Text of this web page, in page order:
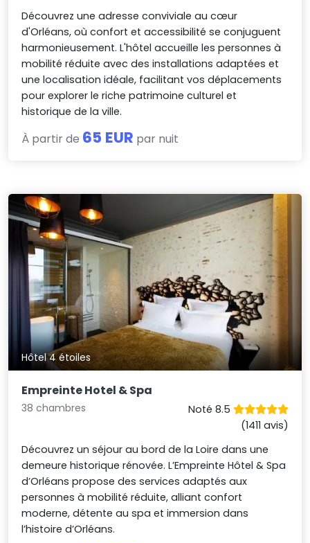
Découvrez une adresse conviviale au cœur
d'Orléans, où confort et accessibilité se conjuguent
harmonieusement. L'hôtel accueille les personnes à
mobilité réduite avec des installations adaptées et
une localisation idéale, facilitant vos déplacements
pour explorer le riche patrimoine culturel et
historique de la ville.
À partir de 65 EUR par nuit
Hôtel 4 étoiles
Empreinte Hotel & Spa
38 chambres
Noté 8.5
(1411 avis)
Découvrez un séjour au bord de la Loire dans une
demeure historique rénovée. L’Empreinte Hôtel & Spa
d’Orléans propose des services adaptés aux
personnes à mobilité réduite, alliant confort
moderne, détente au spa et immersion dans
l’histoire d’Orléans.